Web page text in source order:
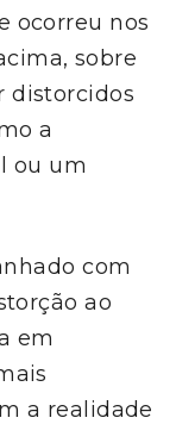
ocorreu nos
sobre
distorcidos
a
ou um
com
ao
em
a realidade